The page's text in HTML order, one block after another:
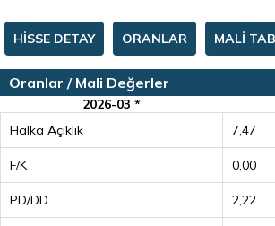
HİSSE DETAY ORANLAR MALİ
Oranlar / Mali Değerler
2026-03 *
Halka Açıklık
7,47
F/K 0,00
PD/DD 2,22